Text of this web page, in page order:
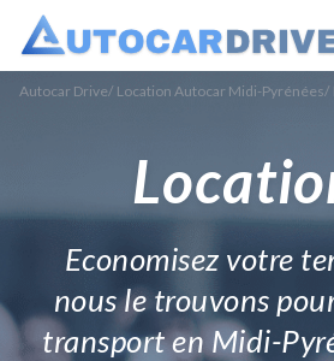
Autocar Drive/ Location Autocar Midi-Pyrénées/
Economisez votre
nous le trouvons
transport en Midi-